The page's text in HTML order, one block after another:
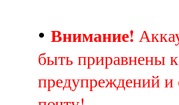
• Внимание!
быть приравнены
предупреждений